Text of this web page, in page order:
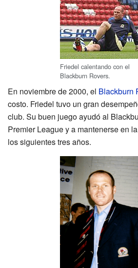
Friedel calentando con el
Blackburn Rovers.
En noviembre de 2000, el Blackburn
costo. Friedel tuvo un gran
club. Su buen juego ayudó al
Premier League y a mantenerse en
los siguientes tres años.